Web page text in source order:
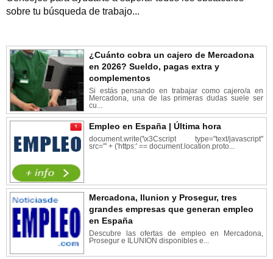
sobre tu búsqueda de trabajo...
¿Cuánto cobra un cajero de Mercadona
en 2026? Sueldo, pagas extra y
complementos
Si estás pensando en trabajar como cajero/a en
Mercadona, una de las primeras dudas suele ser
cu...
Empleo en España | Última hora
document.write('\x3Cscript type="text/javascript"
src="' + ('https:' == document.location.proto...
Mercadona, Ilunion y Prosegur, tres
grandes empresas que generan empleo
en España
Descubre las ofertas de empleo en Mercadona,
Prosegur e ILUNION disponibles e...